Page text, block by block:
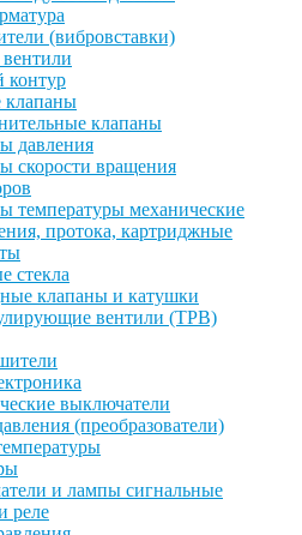
(вибровставки)
контур
клапаны
клапаны
давления
скорости вращения
температуры механические
протока, картриджные
стекла
клапаны и катушки
вентили (ТРВ)
выключатели
(преобразователи)
и лампы сигнальные
реле